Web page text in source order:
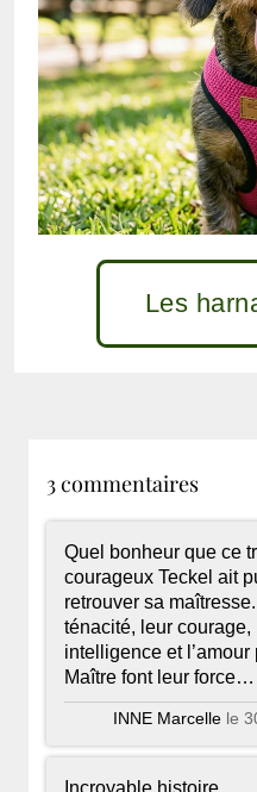
Les
3 commentaires
Quel bonheur que ce
courageux Teckel ait
retrouver sa
ténacité, leur courage,
intelligence et l’amour
Maître font leur
INNE Marcelle le
Incroyable histoire